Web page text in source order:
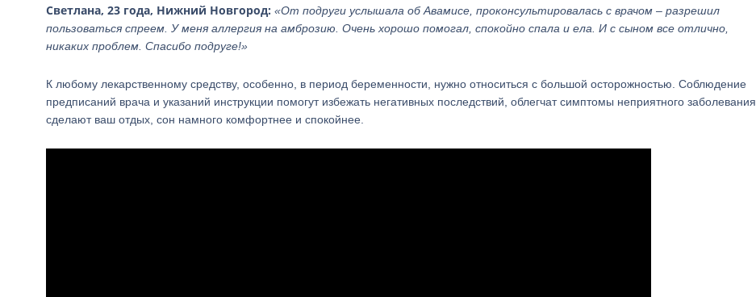
Светлана, 23 года, Нижний Новгород: «От подруги услышала об Авамисе, проконсультировалась с врачом – разрешил
пользоваться спреем. У меня аллергия на амброзию. Очень хорошо помогал, спокойно спала и ела. И с сыном все отлично,
никаких проблем. Спасибо подруге!»
К любому лекарственному средству, особенно, в период беременности, нужно относиться с большой осторожностью. Соблюдение
предписаний врача и указаний инструкции помогут избежать негативных последствий, облегчат симптомы неприятного заболевания,
сделают ваш отдых, сон намного комфортнее и спокойнее.